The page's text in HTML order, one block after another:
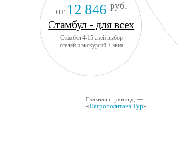
от 12 846 руб.
Стамбул - для всех
Стамбул 4-15 дней выбор
отелей и экскурсий + авиа
Главная страница, —
«Петрополитана Тур»